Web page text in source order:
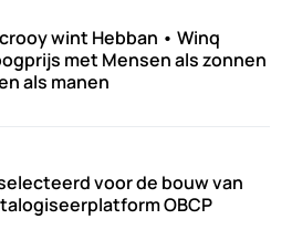
wint Hebban • Winq
met Mensen als zonnen
als manen
voor de bouw van
OBCP